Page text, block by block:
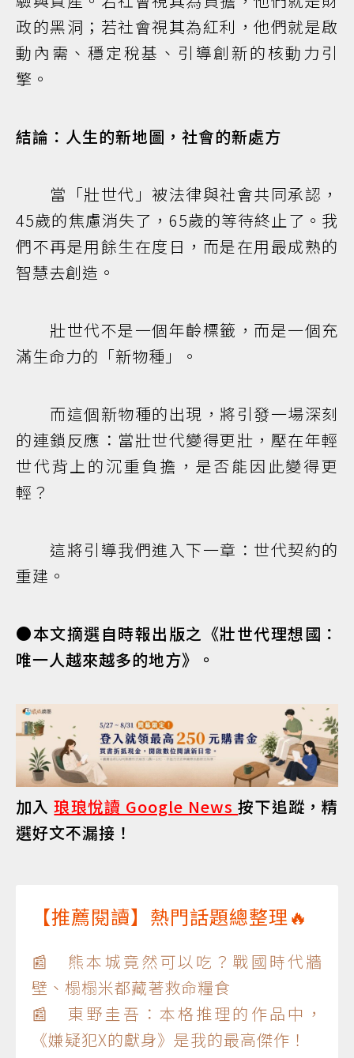
政的黑洞；若社會視其為紅利，他們就是啟
動內需、穩定稅基、引導創新的核動力引
擎。
結論：人生的新地圖，社會的新處方
當「壯世代」被法律與社會共同承認，
45歲的焦慮消失了，65歲的等待終止了。我
們不再是用餘生在度日，而是在用最成熟的
智慧去創造。
壯世代不是一個年齡標籤，而是一個充
滿生命力的「新物種」。
而這個新物種的出現，將引發一場深刻
的連鎖反應：當壯世代變得更壯，壓在年輕
世代背上的沉重負擔，是否能因此變得更
輕？
這將引導我們進入下一章：世代契約的
重建。
●本文摘選自時報出版之《壯世代理想國：
唯一人越來越多的地方》。
加入琅琅悅讀 Google News按下追蹤，精
選好文不漏接！
【推薦閱讀】熱門話題總整理🔥
📰 熊本城竟然可以吃？戰國時代牆
壁、榻榻米都藏著救命糧食
📰 東野圭吾：本格推理的作品中，
《嫌疑犯X的獻身》是我的最高傑作！